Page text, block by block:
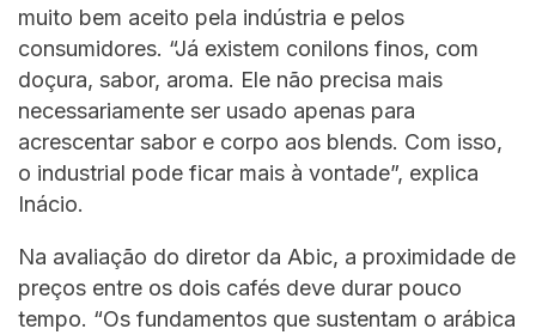
muito bem aceito pela indústria e pelos
consumidores. “Já existem conilons finos, com
doçura, sabor, aroma. Ele não precisa mais
necessariamente ser usado apenas para
acrescentar sabor e corpo aos blends. Com isso,
o industrial pode ficar mais à vontade”, explica
Inácio.
Na avaliação do diretor da Abic, a proximidade de
preços entre os dois cafés deve durar pouco
tempo. “Os fundamentos que sustentam o arábica